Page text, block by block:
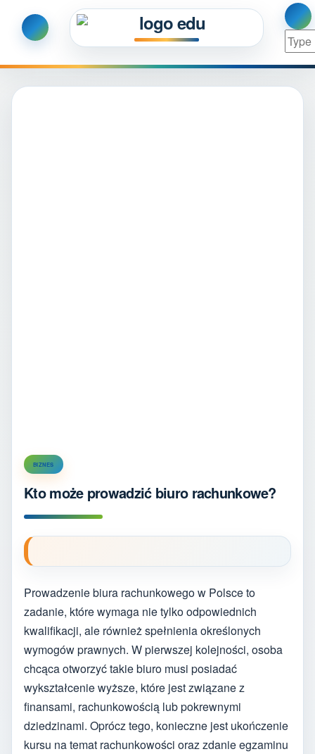
BIZNES
Kto może prowadzić biuro rachunkowe?
Prowadzenie biura rachunkowego w Polsce to
zadanie, które wymaga nie tylko odpowiednich
kwalifikacji, ale również spełnienia określonych
wymogów prawnych. W pierwszej kolejności, osoba
chcąca otworzyć takie biuro musi posiadać
wykształcenie wyższe, które jest związane z
finansami, rachunkowością lub pokrewnymi
dziedzinami. Oprócz tego, konieczne jest ukończenie
kursu na temat rachunkowości oraz zdanie egzaminu